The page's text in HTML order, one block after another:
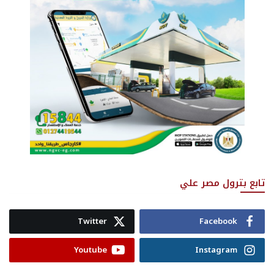
تابع بترول مصر علي
Facebook
Twitter
Instagram
Youtube